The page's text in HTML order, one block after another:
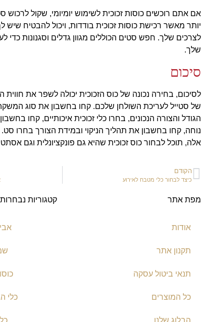
אם אתם רוכשים כוסות זכוכית לשימוש יומיומי, שקול לרכוש
יותר מאשר רכישת כוסות זכוכית בודדות, ויכול להבטיח שיש
לצרכים שלך. חפש סטים הכוללים מגוון גדלים וסגנונות כדי
שלך.
סיכום
לסיכום, בחירה נכונה של כוס הזכוכית יכולה לשפר את חווית
של סטייל לעריכת השולחן שלכם. קחו בחשבון את סוג
הגודל והצורה הנכונים, בחרו כלי זכוכית איכותיים, קחו
נוחה, קחו בחשבון את תהליך הניקוי ובמידת הצורך בחרו סט.
אלה, תוכל לבחור כוס זכוכית שהיא גם פונקציונלית וגם
הקודם
כיצד לבחור כלי מטבח לאירוע
מפת אתר
אודות
תקנון אתר
תנאי ביטול עסקה
כל המוצרים
הבלוג שלנו
קטגוריות נבחרות
כלי